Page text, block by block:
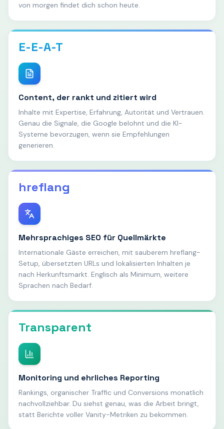
von morgen findet dich schon heute.
E-E-A-T
Content, der rankt und zitiert wird
Inhalte mit Expertise, Erfahrung, Autorität und Vertrauen.
Genau die Signale, die Google belohnt und die KI-
Systeme bevorzugen, wenn sie Empfehlungen
generieren.
hreflang
Mehrsprachiges SEO für Quellmärkte
Internationale Gäste erreichen, mit sauberem hreflang-
Setup, übersetzten URLs und lokalisierten Inhalten je
nach Herkunftsmarkt. Englisch als Minimum, weitere
Sprachen nach Bedarf.
Transparent
Monitoring und ehrliches Reporting
Rankings, organischer Traffic und Conversions monatlich
nachvollziehbar. Du siehst genau, was die Arbeit bringt,
statt Berichte voller Vanity-Metriken zu bekommen.